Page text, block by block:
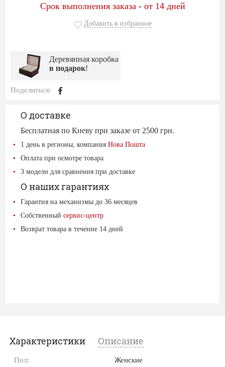
Срок выполнения заказа - от 14 дней
Добавить в избранное
Деревянная коробка
в подарок!
Поделиться:
О доставке
Бесплатная по Киеву при заказе от 2500 грн.
1 день в регионы, компанияНова Пошта
Оплата при осмотре товара
3 модели для сравнения при доставке
О наших гарантиях
Гарантия на механизмы до 36 месяцев
Собственныйсервис-центр
Возврат товара в течение 14 дней
Характеристики Описание
Пол:
Женские